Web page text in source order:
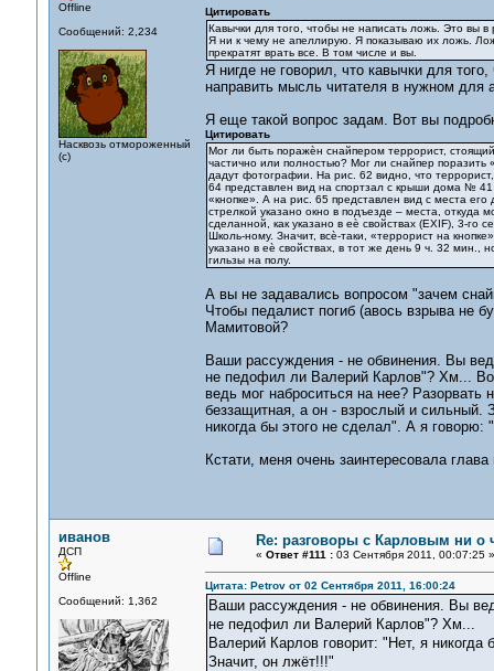
Offline
Сообщений: 2,234
Насквозь отмороженный
(с)
Цитировать
Кавычки для того, чтобы не написать ложь. Это вы
Я ни к чему не апеллирую. Я показываю их ложь.
прекратят врать все. В том числе и вы.
Я нигде не говорил, что кавычки для
направить мысль читателя в нужном для
Я еще такой вопрос задам. Вот вы
Цитировать
Мог ли быть поражѐн снайпером террорист,
частично или полностью? Мог ли снайпер поразить
дадут фотографии. На рис. 62 видно, что
64 представлен вид на спортзал с крыши дома №
«кнопке». А на рис. 65 представлен вид с места
стрелкой указано окно в подъезде – места,
сделанной, как указано в еѐ свойствах (EXIF), 3-
Школь-ному. Значит, всѐ-таки, «террорист на
указано в еѐ свойствах, в тот же день 9 ч. 32
гильзы на полу.
А вы не задавались вопросом "зачем
Чтобы педалист погиб (авось взрыва не
Мамитовой?
Ваши рассуждения - не обвинения. Вы
не педофил ли Валерий Карлов"? Хм...
ведь мог наброситься на нее?
беззащитная, а он - взрослый и сильный.
никогда бы этого не сделал". А я
Кстати, меня очень заинтересовала
иванов
ДСП
Offline
Сообщений: 1,362
Re: разговоры с Карловым ни о
« Ответ #111 :03 Сентября 2011, 00:07:25 »
Цитата: Petrov от 02 Сентября 2011, 16:00:24
Ваши рассуждения - не обвинения. Вы
не педофил ли Валерий Карлов"? Хм...
Валерий Карлов говорит: "Нет, я
Значит, он лжёт!!!"